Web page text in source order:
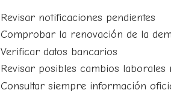
Revisar notificaciones pendientes
Comprobar la renovación de la
Verificar datos bancarios
Revisar posibles cambios laborales
Consultar siempre información